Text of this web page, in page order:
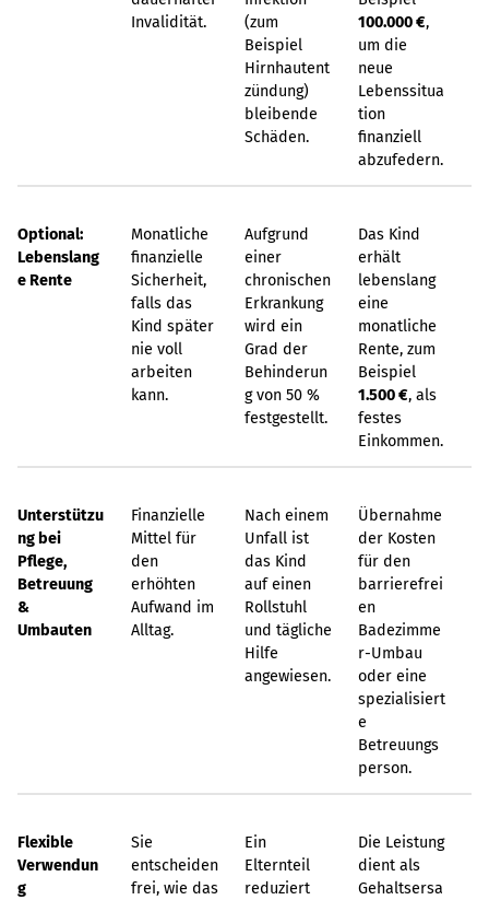
Invalidität.
(zum
Beispiel
Hirnhautent
zündung)
bleibende
Schäden.
100.000 €,
um die
neue
Lebenssitua
tion
finanziell
abzufedern.
Optional:
Lebenslang
e Rente
Monatliche
finanzielle
Sicherheit,
falls das
Kind später
nie voll
arbeiten
kann.
Aufgrund
einer
chronischen
Erkrankung
wird ein
Grad der
Behinderun
g von 50 %
festgestellt.
Das Kind
erhält
lebenslang
eine
monatliche
Rente, zum
Beispiel
1.500 €, als
festes
Einkommen.
Unterstützu
ng bei
Pflege,
Betreuung
&
Umbauten
Finanzielle
Mittel für
den
erhöhten
Aufwand im
Alltag.
Nach einem
Unfall ist
das Kind
auf einen
Rollstuhl
und tägliche
Hilfe
angewiesen.
Übernahme
der Kosten
für den
barrierefrei
en
Badezimme
r-Umbau
oder eine
spezialisiert
e
Betreuungs
person.
Flexible
Verwendun
g
Sie
entscheiden
frei, wie das
Ein
Elternteil
reduziert
Die Leistung
dient als
Gehaltsersa